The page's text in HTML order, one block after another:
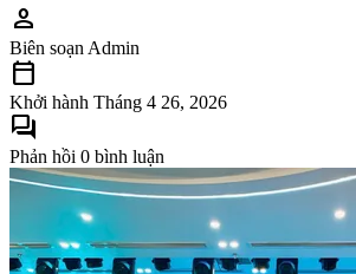
person
Biên soạn Admin
calendar_today
Khởi hành Tháng 4 26, 2026
forum
Phản hồi 0 bình luận